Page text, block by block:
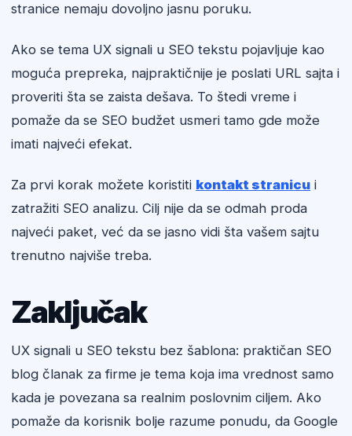
stranice nemaju dovoljno jasnu poruku.
Ako se tema UX signali u SEO tekstu pojavljuje kao
moguća prepreka, najpraktičnije je poslati URL sajta i
proveriti šta se zaista dešava. To štedi vreme i
pomaže da se SEO budžet usmeri tamo gde može
imati najveći efekat.
Za prvi korak možete koristiti kontakt stranicu i
zatražiti SEO analizu. Cilj nije da se odmah proda
najveći paket, već da se jasno vidi šta vašem sajtu
trenutno najviše treba.
Zaključak
UX signali u SEO tekstu bez šablona: praktičan SEO
blog članak za firme je tema koja ima vrednost samo
kada je povezana sa realnim poslovnim ciljem. Ako
pomaže da korisnik bolje razume ponudu, da Google